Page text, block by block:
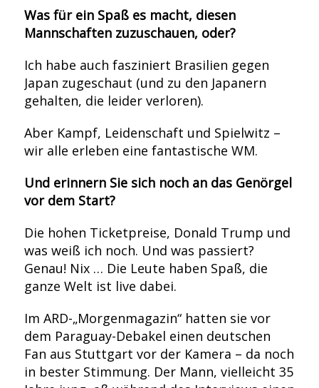
Was für ein Spaß es macht, diesen
Mannschaften zuzuschauen, oder?
Ich habe auch fasziniert Brasilien gegen
Japan zugeschaut (und zu den Japanern
gehalten, die leider verloren).
Aber Kampf, Leidenschaft und Spielwitz –
wir alle erleben eine fantastische WM.
Und erinnern Sie sich noch an das Genörgel
vor dem Start?
Die hohen Ticketpreise, Donald Trump und
was weiß ich noch. Und was passiert?
Genau! Nix … Die Leute haben Spaß, die
ganze Welt ist live dabei.
Im ARD-„Morgenmagazin“ hatten sie vor
dem Paraguay-Debakel einen deutschen
Fan aus Stuttgart vor der Kamera – da noch
in bester Stimmung. Der Mann, vielleicht 35